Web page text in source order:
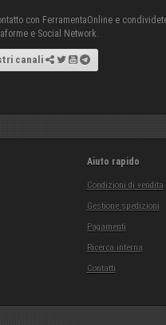
con FerramentaOnline e
e Social Network.
canali
Aiuto rapido
Condizioni di vendita
Gestione spedizioni
Pagamenti
Ricerca interna
Contatti